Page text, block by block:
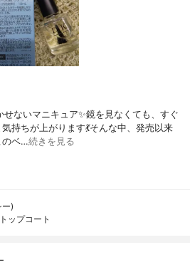
ないマニキュア✨鏡を見なくても、すぐ
持ちが上がります💃そんな中、発売以来
のベ…続きを見る
)
ップコート